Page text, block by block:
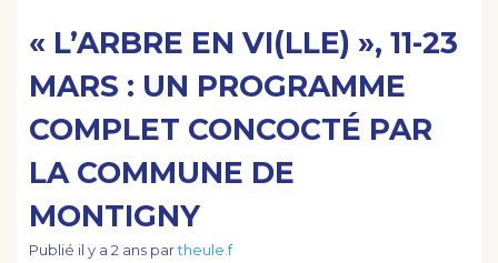
LES DONNÉES
LES OUTILS
LES ACTIONS
« L’ARBRE EN VI(LLE) », 11-23
MARS : UN PROGRAMME
COMPLET CONCOCTÉ PAR
LA COMMUNE DE
MONTIGNY
Publié il y a 2 ans partheule.f